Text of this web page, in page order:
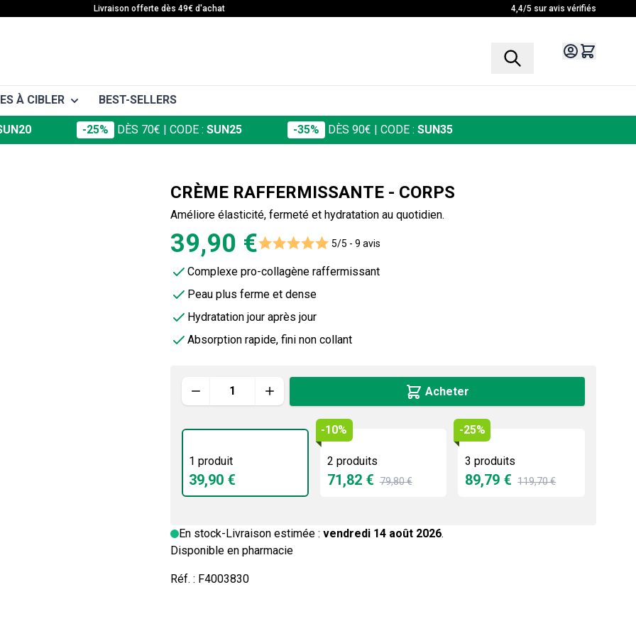
Livraison offerte dès 49€ d'achat 4,4/5 sur avis vérifiés
À CIBLER
& Seins
BEST-SELLERS
-25% DÈS 70€ | CODE : SUN25 -35% DÈS 90€ | CODE : SUN35
CRÈME RAFFERMISSANTE - CORPS
Améliore élasticité, fermeté et hydratation au quotidien.
39,90 € 5/5 - 9 avis
Complexe pro-collagène raffermissant
Peau plus ferme et dense
Hydratation jour après jour
Absorption rapide, fini non collant
Acheter
1 produit
39,90 €
-10%
2 produits
71,82 € 79,80 €
-25%
3 produits
89,79 € 119,70 €
En stock-Livraison estimée : vendredi 14 août 2026.
Disponible en pharmacie
Réf. : F4003830